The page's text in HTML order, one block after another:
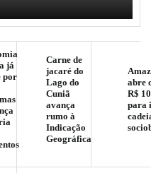
já
por
Carne de
jacaré do
Lago do
Cuniã
avança
rumo à
Indicação
Geográfica
abre
R$
para